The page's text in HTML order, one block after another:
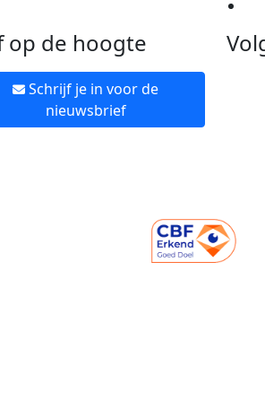
op de hoogte
Schrijf je in voor de
nieuwsbrief